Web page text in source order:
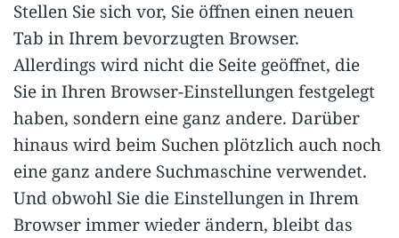
Stellen Sie sich vor, Sie öffnen einen neuen
Tab in Ihrem bevorzugten Browser.
Allerdings wird nicht die Seite geöffnet, die
Sie in Ihren Browser-Einstellungen festgelegt
haben, sondern eine ganz andere. Darüber
hinaus wird beim Suchen plötzlich auch noch
eine ganz andere Suchmaschine verwendet.
Und obwohl Sie die Einstellungen in Ihrem
Browser immer wieder ändern, bleibt das